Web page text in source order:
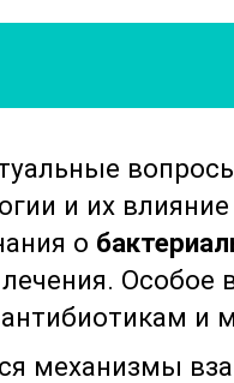
и их влияние
о
лечения.
антибиотикам и
механизмы